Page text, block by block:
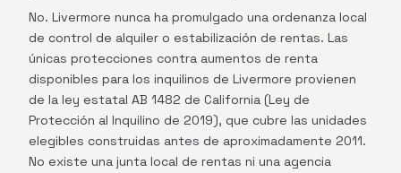
No. Livermore nunca ha promulgado una ordenanza local
de control de alquiler o estabilización de rentas. Las
únicas protecciones contra aumentos de renta
disponibles para los inquilinos de Livermore provienen
de la ley estatal AB 1482 de California (Ley de
Protección al Inquilino de 2019), que cubre las unidades
elegibles construidas antes de aproximadamente 2011.
No existe una junta local de rentas ni una agencia